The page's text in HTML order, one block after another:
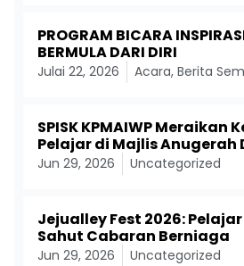
PROGRAM BICARA
BERMULA DARI DIRI
Julai 22, 2026 Acara, Berita
SPISK KPMAIWP Meraikan
Pelajar di Majlis Anugerah
Jun 29, 2026 Uncategorized
Jejualley Fest 2026: Pelajar
Sahut Cabaran Berniaga
Jun 29, 2026 Uncategorized